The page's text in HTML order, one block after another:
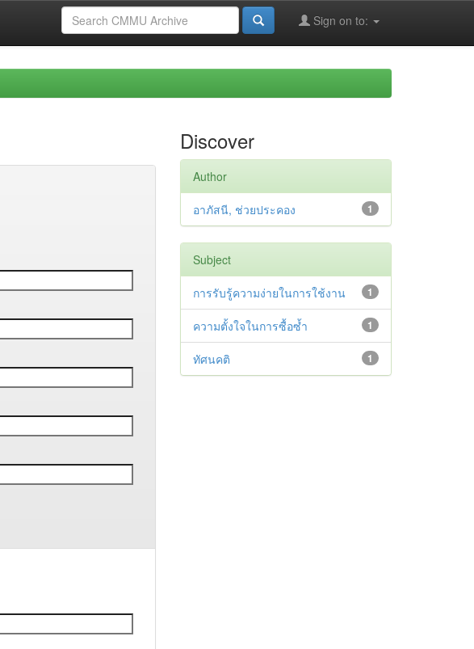
Sign on to:
Discover
Author
1
อาภัสนี, ช่วยประคอง
Subject
1
การรับรู้ความง่ายในการใช้งาน
1
ความตั้งใจในการซื้อซ้ำ
1
ทัศนคติ